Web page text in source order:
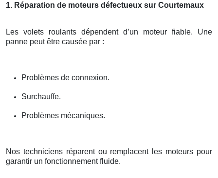
1. Réparation de moteurs défectueux sur Courtemaux
Les volets roulants dépendent d’un moteur fiable. Une
panne peut être causée par :
Problèmes de connexion.
Surchauffe.
Problèmes mécaniques.
Nos techniciens réparent ou remplacent les moteurs pour
garantir un fonctionnement fluide.